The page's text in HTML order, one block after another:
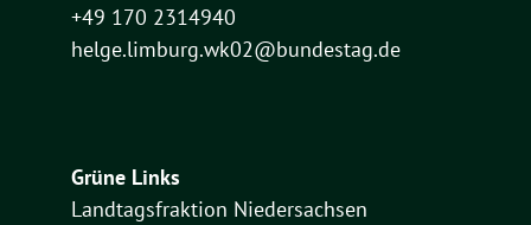
+49 170 2314940
helge.limburg.wk02@bundestag.de
Grüne Links
Landtagsfraktion Niedersachsen